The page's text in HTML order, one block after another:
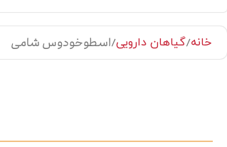
خانه گیاهان دارویی اسطوخودوس شامی